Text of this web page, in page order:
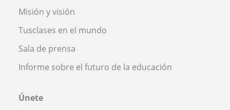
Misión y visión
Tusclases en el mundo
Sala de prensa
Informe sobre el futuro de la educación
Únete